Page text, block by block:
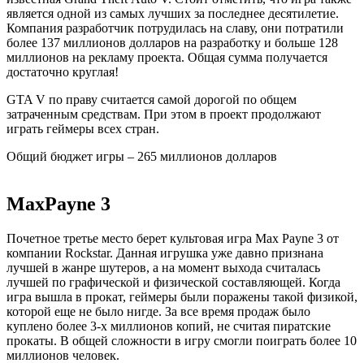
является одной из самых лучших за последнее десятилетие.
Компания разработчик потрудилась на славу, они потратили
более 137 миллионов долларов на разработку и больше 128
миллионов на рекламу проекта. Общая сумма получается
достаточно круглая!
GTA V по праву считается самой дорогой по общем
затраченным средствам. При этом в проект продолжают
играть геймеры всех стран.
Общий бюджет игры – 265 миллионов долларов
MaxPayne 3
Почетное третье место берет культовая игра Max Payne 3 от
компании Rockstar. Данная игрушка уже давно признана
лучшей в жанре шутеров, а на момент выхода считалась
лучшей по графической и физической составляющей. Когда
игра вышла в прокат, геймеры были поражены такой физикой,
которой еще не было нигде. За все время продаж было
куплено более 3-х миллионов копий, не считая пиратские
прокаты. В общей сложности в игру смогли поиграть более 10
миллионов человек.